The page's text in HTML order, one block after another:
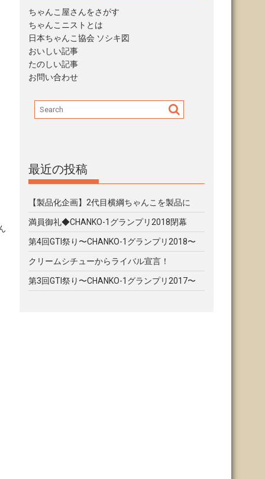
ちゃんこ屋さんをさがす
ちゃんこニストとは
日本ちゃんこ協会 ソシキ図
おいしい記事
たのしい記事
お問い合わせ
最近の投稿
【製品化企画】2代目横綱ちゃんこを製品に
満員御礼◆CHANKO-1グランプリ2018閉幕
第4回GTI祭り〜CHANKO-1グランプリ2018〜
クリームシチューからライバル宣言！
第3回GTI祭り〜CHANKO-1グランプリ2017〜